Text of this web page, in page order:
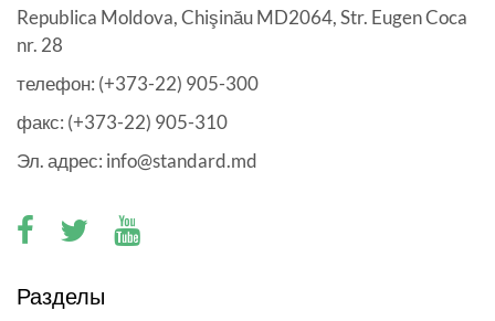
Republica Moldova, Chişinău MD2064, Str. Eugen Coca
nr. 28
телефон: (+373-22) 905-300
факс: (+373-22) 905-310
Эл. адрес: info@standard.md
Разделы